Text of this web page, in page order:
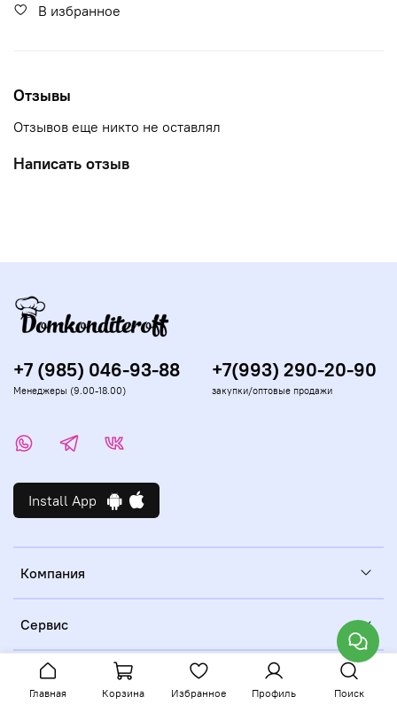
В избранное
Отзывы
Отзывов еще никто не оставлял
Написать отзыв
Компания
Сервис
Install App
+7 (985) 046-93-88
Менеджеры (9.00-18.00)
+7(993) 290-20-90
закупки/оптовые продажи
Главная Корзина Избранное Профиль Поиск